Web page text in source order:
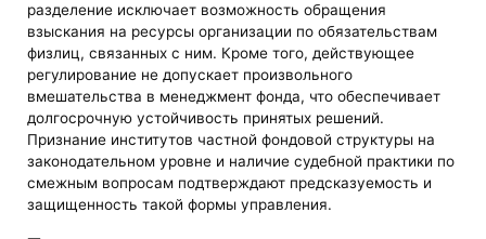
разделение исключает возможность обращения
взыскания на ресурсы организации по обязательствам
физлиц, связанных с ним. Кроме того, действующее
регулирование не допускает произвольного
вмешательства в менеджмент фонда, что обеспечивает
долгосрочную устойчивость принятых решений.
Признание институтов частной фондовой структуры на
законодательном уровне и наличие судебной практики по
смежным вопросам подтверждают предсказуемость и
защищенность такой формы управления.